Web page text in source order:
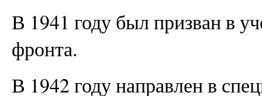
В 1941 году был призван в
фронта.
В 1942 году направлен в